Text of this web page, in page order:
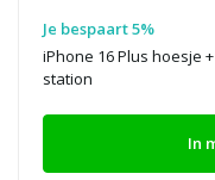
Je bespaart 5%
iPhone 16 Plus hoesje
station
In